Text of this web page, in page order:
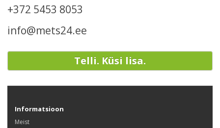
+372 5453 8053
info@mets24.ee
Telli. Küsi lisa.
Informatsioon
Meist